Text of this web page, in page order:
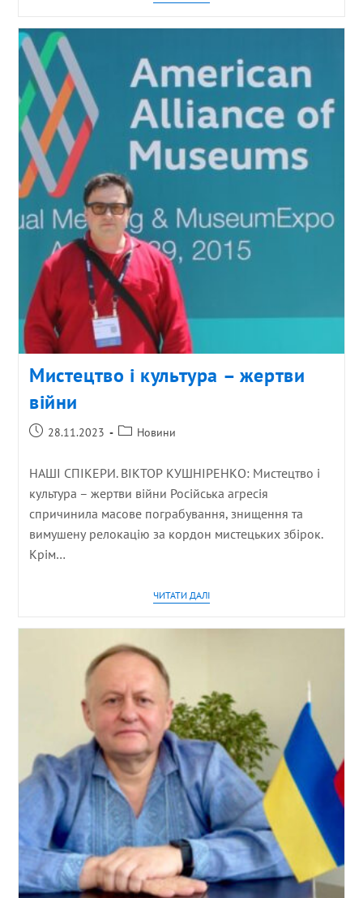
Мистецтво і культура – жертви
війни
28.11.2023 Новини
НАШІ СПІКЕРИ. ВІКТОР КУШНІРЕНКО: Мистецтво і
культура – жертви війни Російська агресія
спричинила масове пограбування, знищення та
вимушену релокацію за кордон мистецьких збірок.
Крім…
ЧИТАТИ ДАЛІ